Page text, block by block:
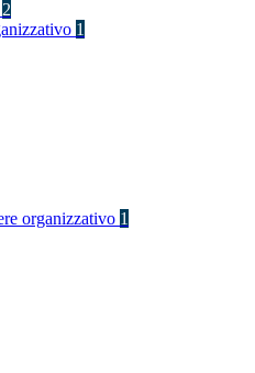
2
1
organizzativo 1